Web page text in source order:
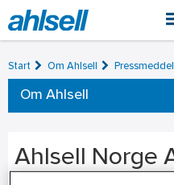
Start Om Ahlsell
Om Ahlsell
Ahlsell Norge